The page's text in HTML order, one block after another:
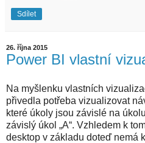
Sdílet
26. října 2015
Power BI vlastní
Na myšlenku vlastních
přivedla potřeba vizualizovat
které úkoly jsou závislé na
závislý úkol „A“. Vzhledem k
desktop v základu doteď nemá